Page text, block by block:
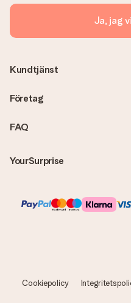
Skickas fakturan
Ingen faktura skickas med
skickas alltid med e-
Ja, jag
FAQ
YourSurprise
Kundtjänst
Företag
Cookiepolicy